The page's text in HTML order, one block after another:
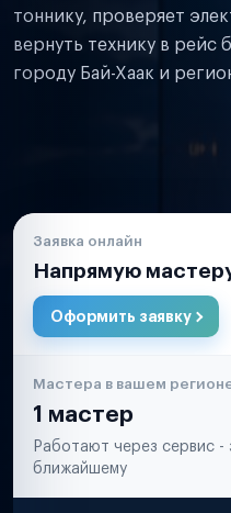
тоннику, проверяет
вернуть технику в рейс
городу Бай-Хаак и
Заявка онлайн
Напрямую
Оформить заявку
Мастера в вашем
1 мастер
Работают через сервис -
ближайшему